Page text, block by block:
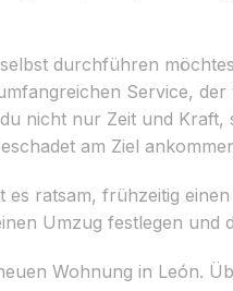
durchführen
Service,
nicht nur Zeit und
am Ziel
ratsam, frühzeitig
Umzug festlegen
Wohnung in León.